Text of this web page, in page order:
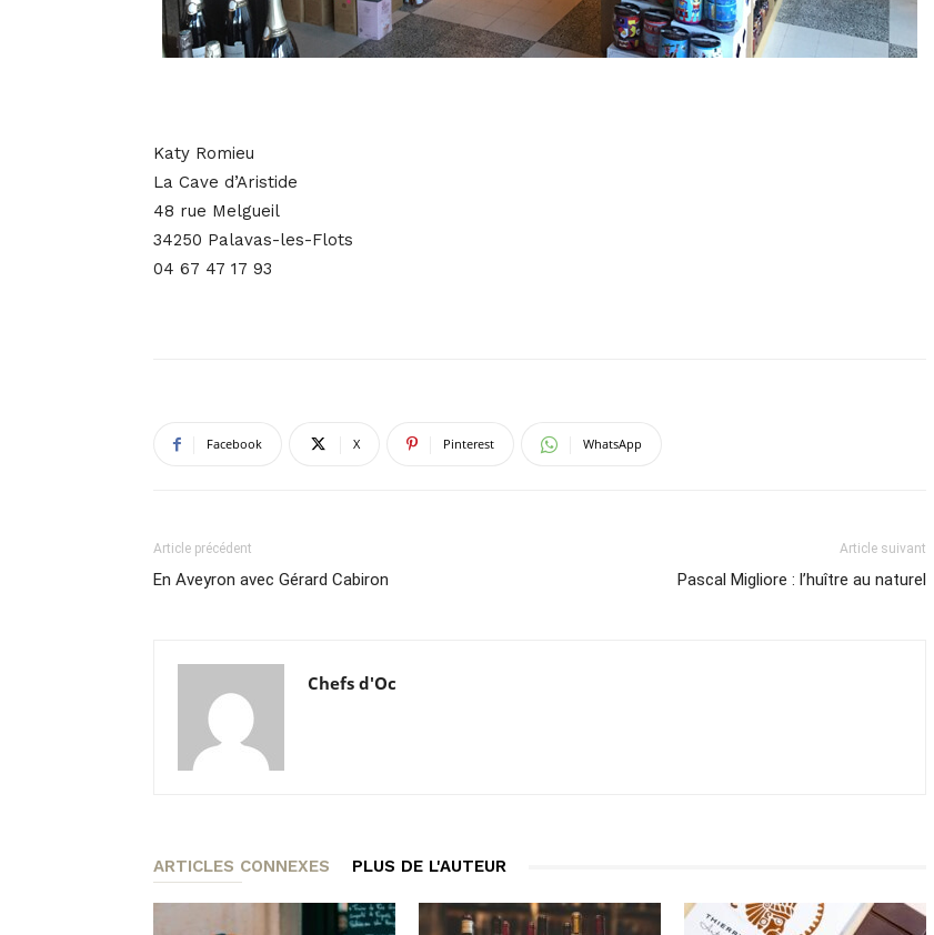
Katy Romieu
La Cave d’Aristide
48 rue Melgueil
34250 Palavas-les-Flots
04 67 47 17 93
Facebook X Pinterest WhatsApp
Article précédent
En Aveyron avec Gérard Cabiron
Article suivant
Pascal Migliore : l’huître au naturel
Chefs d'Oc
ARTICLES CONNEXES PLUS DE L'AUTEUR